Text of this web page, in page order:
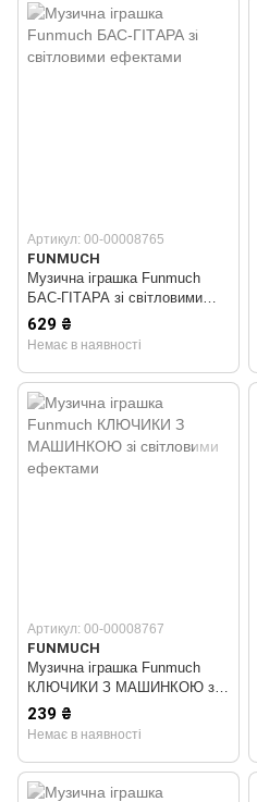
Артикул: 00-00008765
FUNMUCH
Музична іграшка Funmuch
БАС-ГІТАРА зі світловими
ефектами
629 ₴
Немає в наявності
Артикул: 00-00008767
FUNMUCH
Музична іграшка Funmuch
КЛЮЧИКИ З МАШИНКОЮ зі
світловими ефектами
239 ₴
Немає в наявності